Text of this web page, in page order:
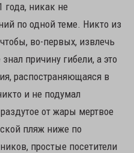
года, никак не
по одной теме. Никто из
во-первых, извлечь
причину гибели, а это
распостраняющаяся в
и не подумал
от жары мертвое
пляж ниже по
простые посетители